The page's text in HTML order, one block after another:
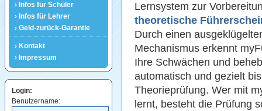
› Infos für Schüler
› Infos für Lehrer
› Geld-zurück-Garantie
› Kontakt
› Impressum
Login:
Benutzername:
Lernsystem zur
theoretische
Durch einen
Mechanismus erkennt
Ihre Schwächen und
automatisch und gezielt
Theorieprüfung. Wer mit
lernt, besteht die Prüfung